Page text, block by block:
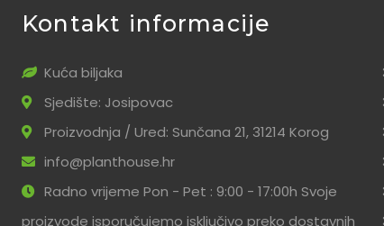
Kontakt informacije
Kuća biljaka
Sjedište: Josipovac
Proizvodnja / Ured: Sunčana 21, 31214 Korog
info@planthouse.hr
Radno vrijeme Pon - Pet : 9:00 - 17:00h Svoje
proizvode isporučujemo isključivo preko dostavnih